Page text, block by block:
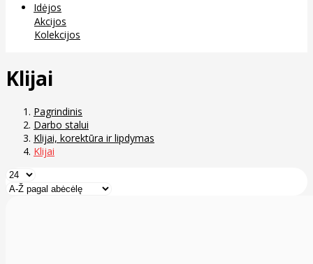
Idėjos
Akcijos
Kolekcijos
Klijai
Pagrindinis
Darbo stalui
Klijai, korektūra ir lipdymas
Klijai